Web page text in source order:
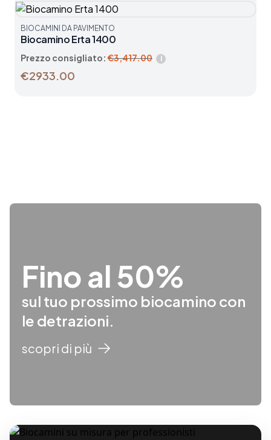
BIOCAMINI DA PAVIMENTO
Biocamino Erta 1400
Prezzo consigliato:€3,417.00 i
€2933.00
Fino al 50%
sul tuo prossimo biocamino con
le detrazioni.
scopri di più